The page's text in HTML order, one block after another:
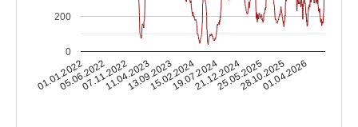
01.01.2022
05.06.2022
07.11.2022
11.04.2023
13.09.2023
15.02.2024
19.07.2024
21.12.2024
25.05.2025
28.10.2025
01.04.2026
0
200